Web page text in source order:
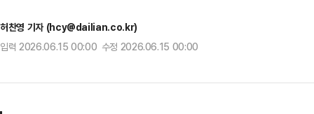
허찬영 기자 (hcy@dailian.co.kr)
입력 2026.06.15 00:00 수정 2026.06.15 00:00